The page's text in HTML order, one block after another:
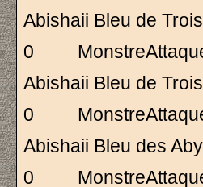
Abishaii Bleu de
0
Abishaii Bleu de
0
Abishaii Bleu des
0